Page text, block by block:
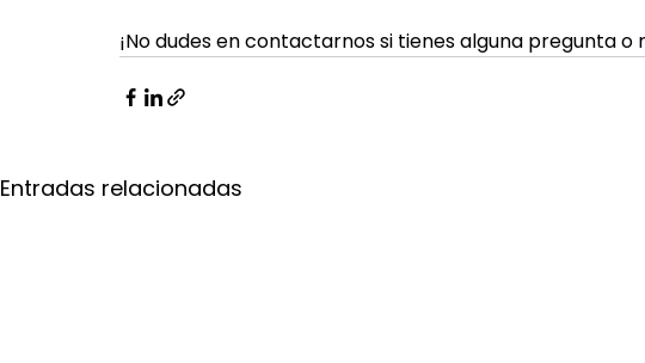
¡No dudes en contactarnos si tienes alguna pregunta
Entradas relacionadas